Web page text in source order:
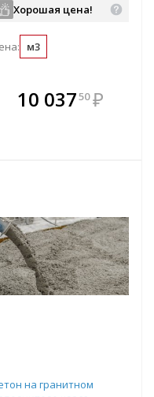
В комплекте
выгоднее!
П3
W8 с
до -10 градусов
Хорошая цена!
м3
10 03750 ₽
на гранитном